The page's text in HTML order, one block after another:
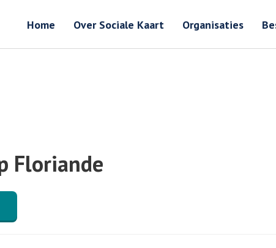
Home Over Sociale Kaart Organisaties
Floriande